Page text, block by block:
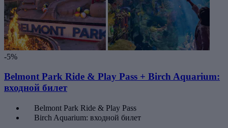
-5%
Belmont Park Ride & Play Pass + Birch Aquarium:
входной билет
Belmont Park Ride & Play Pass
Birch Aquarium: входной билет